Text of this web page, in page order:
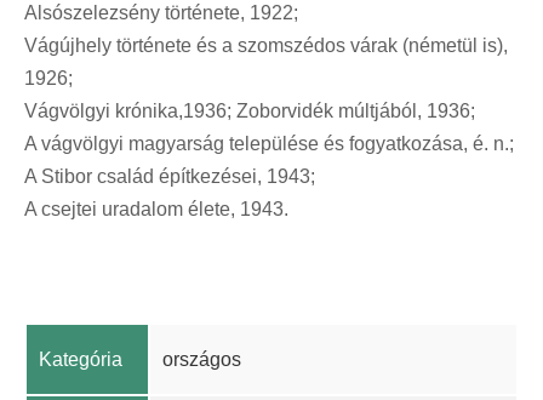
Alsószelezsény története, 1922;
Vágújhely története és a szomszédos várak (németül is),
1926;
Vágvölgyi krónika,1936; Zoborvidék múltjából, 1936;
A vágvölgyi magyarság települése és fogyatkozása, é. n.;
A Stibor család építkezései, 1943;
A csejtei uradalom élete, 1943.
Kategória országos